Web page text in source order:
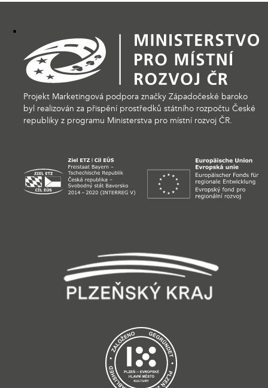
Projekt Marketingová podpora značky Západočeské baroko
byl realizován za přispění prostředků státního rozpočtu České
republiky z programu Ministerstva pro místní rozvoj ČR.